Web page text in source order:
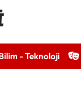
- Teknoloji